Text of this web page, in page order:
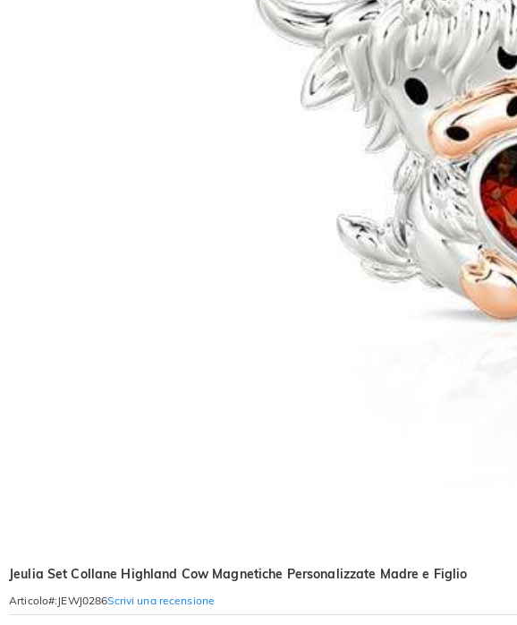
Jeulia Set Collane Highland Cow Magnetiche Personalizzate Madre e Figlio
Articolo#: JEWJ0286Scrivi una recensione